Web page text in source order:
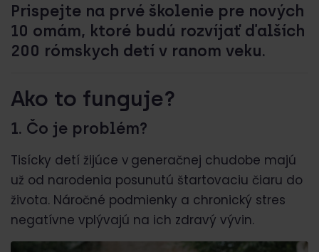
Prispejte na prvé školenie pre nových
10 omám, ktoré budú rozvíjať ďalších
200 rómskych detí v ranom veku.
Ako to funguje?
1. Čo je problém?
Tisícky detí žijúce v generačnej chudobe majú
už od narodenia posunutú štartovaciu čiaru do
života. Náročné podmienky a chronický stres
negatívne vplývajú na ich zdravý vývin.